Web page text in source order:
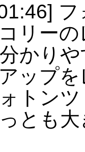
リーの
かり
ップ
トン
とも